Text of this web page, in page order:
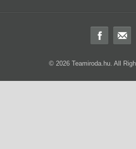
© 2026 Teamiroda.hu. All